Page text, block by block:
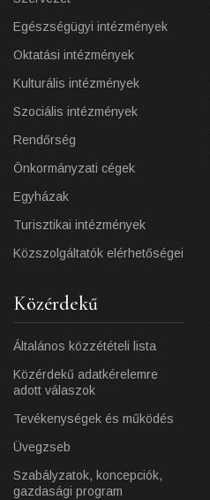
Egészségügyi intézmények
Oktatási intézmények
Kulturális intézmények
Szociális intézmények
Rendőrség
Önkormányzati cégek
Egyházak
Turisztikai intézmények
Közszolgáltatók elérhetőségei
Közérdekű
Általános közzétételi lista
Közérdekű adatkérelemre
adott válaszok
Tevékenységek és működés
Üvegzseb
Szabályzatok, koncepciók,
gazdasági program